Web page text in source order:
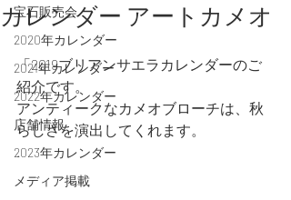
宝石販売会
2020年カレンダー
2021年カレンダー
2022年カレンダー
店舗情報
2023年カレンダー
メディア掲載
カレンダー アートカメオ
「2019ブリアンサエラカレンダーのご
紹介です。
アンティークなカメオブローチは、秋
らしさを演出してくれます。
.